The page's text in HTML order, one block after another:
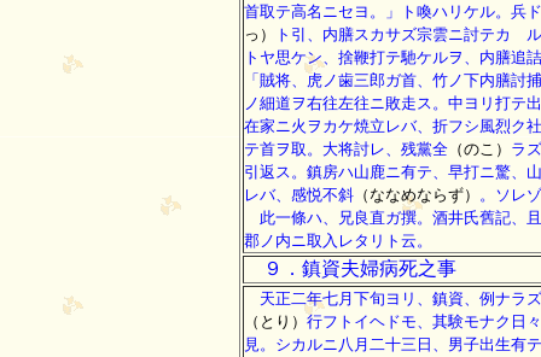
首取テ高名ニセヨ。」ト喚ハリケル。兵
っ）
ト引、内膳スカサズ宗雲ニ討テカゝ
トヤ思ケン、捨鞭打テ馳ケルヲ、内膳追
「賊将、虎ノ歯三郎ガ首、竹ノ下内膳
ノ細道ヲ右往左往ニ敗走ス。中ヨリ打テ
在家ニ火ヲカケ焼立レバ、折フシ風烈ク
テ首ヲ取。大将討レ、残黨全 （のこ） ラ
引返ス。鎮房ハ山鹿ニ有テ、早打ニ驚、
レバ、感悦不斜 （ななめならず）
。ソレ
此一條ハ、兄良直ガ撰。酒井氏舊記、
郡ノ内ニ取入レタリト云。
９．鎮資夫婦病死之事
天正二年七月下旬ヨリ、鎮資、例ナラ
（とり） 行フトイヘドモ、其験モナク日
見。シカルニ八月二十三日、男子出生有